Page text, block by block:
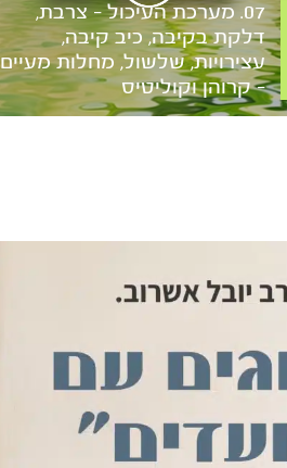
07. מערכת העיכול – צרבת,
דלקת בקיבה, כיב קיבה,
עצירויות, שלשול, מחלות מעיים
– קרוהן וקוליטיס